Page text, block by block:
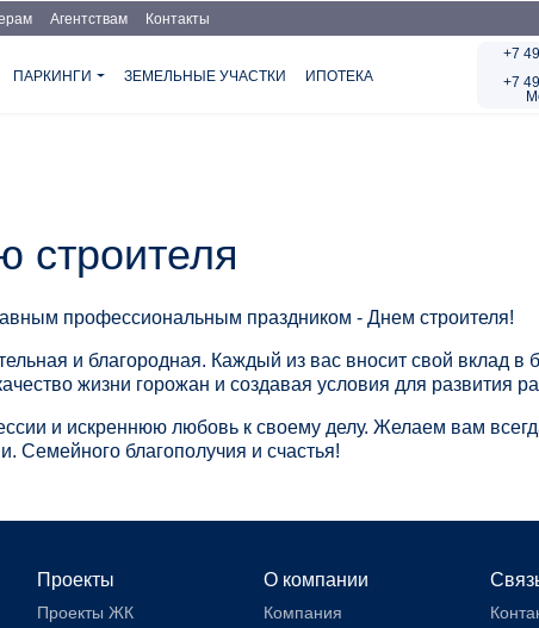
Агентствам Контакты
ПАРКИНГИ ЗЕМЕЛЬНЫЕ УЧАСТКИ ИПОТЕКА
+7
+7
строителя
профессиональным праздником - Днем строителя!
и благородная. Каждый из вас вносит свой вклад в
жизни горожан и создавая условия для развития
и искреннюю любовь к своему делу. Желаем вам
Семейного благополучия и счастья!
Проекты
Проекты ЖК
О компании
Компания